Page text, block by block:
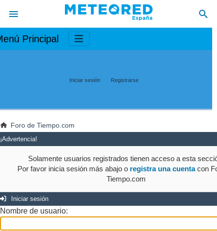
Principal
Iniciar sesión Registrarse
Foro de Tiempo.com
¡Advertencia!
Solamente usuarios registrados tienen acceso a esta
Por favor inicia sesión más abajo o registra una cuentacon
Tiempo.com
Iniciar sesión
Nombre de usuario: